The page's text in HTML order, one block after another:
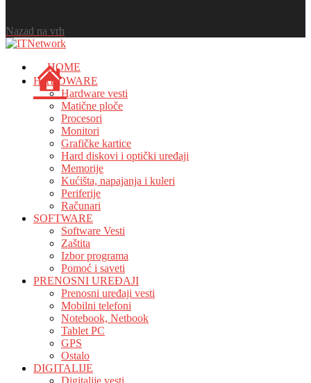
Nazad na vrh
HOME
HARDWARE
Hardware vesti
Matične ploče
Procesori
Monitori
Grafičke kartice
Hard diskovi i optički uređaji
Memorije
Kućišta, napajanja i kuleri
Periferije
Računari
SOFTWARE
Software Vesti
Zaštita
Izbor programa
Pomoć i saveti
PRENOSNI UREĐAJI
Prenosni uređaji vesti
Mobilni telefoni
Notebook, Netbook
Tablet PC
GPS
Ostalo
DIGITALIJE
Digitalije vesti